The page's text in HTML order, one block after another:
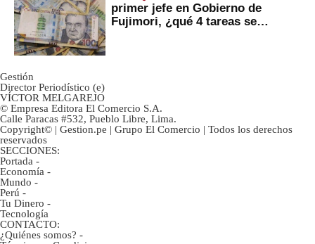
primer jefe en Gobierno de
Fujimori, ¿qué 4 tareas se
Gestión
Director Periodístico (e)
VÍCTOR MELGAREJO
© Empresa Editora El Comercio S.A.
Calle Paracas #532, Pueblo Libre, Lima.
Copyright© | Gestion.pe | Grupo El Comercio | Todos los derechos
reservados
SECCIONES:
Portada -
Economía -
Mundo -
Perú -
Tu Dinero -
Tecnología
CONTACTO:
¿Quiénes somos? -